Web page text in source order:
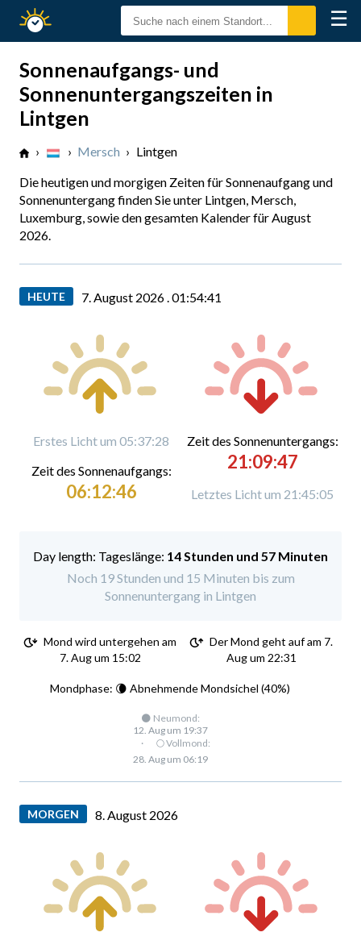
Sonnenzeiten ☰
Sonnenaufgangs- und
Sonnenuntergangszeiten in
Lintgen
› › Mersch › Lintgen
Die heutigen und morgigen Zeiten für Sonnenaufgang und
Sonnenuntergang finden Sie unter Lintgen, Mersch,
Luxemburg, sowie den gesamten Kalender für August
2026.
HEUTE 7. August 2026 .01:54:41
Erstes Licht um 05:37:28
Zeit des Sonnenaufgangs:
06:12:46
Zeit des Sonnenuntergangs:
21:09:47
Letztes Licht um 21:45:05
Tageslänge: 14 Stunden und 57 Minuten
Noch 19 Stunden und 15 Minuten bis zum
Sonnenuntergang in Lintgen
Mond wird untergehen am
7. Aug um 15:02
Der Mond geht auf am 7.
Aug um 22:31
Mondphase: 🌘 Abnehmende Mondsichel (40%)
🌑 Neumond:
12. Aug um 19:37
·
🌕 Vollmond:
28. Aug um 06:19
MORGEN 8. August 2026